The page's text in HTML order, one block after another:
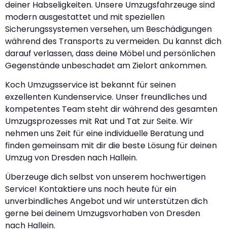
deiner Habseligkeiten. Unsere Umzugsfahrzeuge sind
modern ausgestattet und mit speziellen
Sicherungssystemen versehen, um Beschädigungen
während des Transports zu vermeiden. Du kannst dich
darauf verlassen, dass deine Möbel und persönlichen
Gegenstände unbeschadet am Zielort ankommen.
Koch Umzugsservice ist bekannt für seinen
exzellenten Kundenservice. Unser freundliches und
kompetentes Team steht dir während des gesamten
Umzugsprozesses mit Rat und Tat zur Seite. Wir
nehmen uns Zeit für eine individuelle Beratung und
finden gemeinsam mit dir die beste Lösung für deinen
Umzug von Dresden nach Hallein.
Überzeuge dich selbst von unserem hochwertigen
Service! Kontaktiere uns noch heute für ein
unverbindliches Angebot und wir unterstützen dich
gerne bei deinem Umzugsvorhaben von Dresden
nach Hallein.